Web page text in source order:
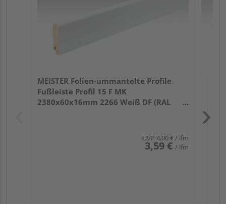
MEISTER Folien-ummantelte Profile
Fußleiste Profil 15 F MK
2380x60x16mm 2266 Weiß DF (RAL
UVP 4,00 €/ lfm
3,59 € / lfm